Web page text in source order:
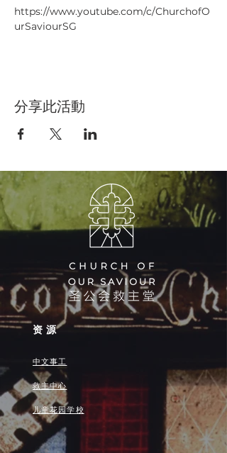
https://www.youtube.com/c/ChurchofO
urSaviourSG
分享此活動
资源
中文事工
救主中心
儿童花园学校